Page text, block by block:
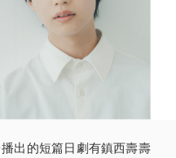
出的短篇日劇有鎮西壽壽